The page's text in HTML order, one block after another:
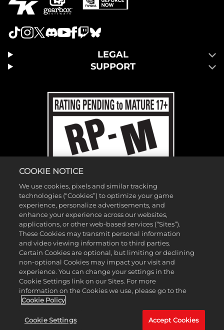
LEGAL
SUPPORT
©2026 Gearbox Software。2K Games發行。Gearbox開發。Gearbox、
Borderlands和相關標誌皆為Gearbox Software, LLC.的商標。2K及2K標誌
為Take-Two Interactive Software, Inc.的商標。所有其他標誌及商標皆為其
各自所有者的財產。保留所有權利。
如果你要找的是「Borderlands Research Institute」，請點擊這裡。如果
你要找的是「Borderland Sciences Research Foundation」，請點擊這
COOKIE NOTICE
We use cookies, pixels and similar tracking
technologies (“Cookies”) to optimize your game
experience, personalize advertisements, and
enhance your experience across our websites,
applications, or other web-based services (“Sites”).
These Cookies may transmit personal information
and video viewing information to third parties.
Certain Cookies are optional, but limiting or declining
non-optional Cookies may impact your visit and
experience. You can change your settings in the
Cookie Settings link on our Sites. For more
information on the Cookies we use, please go to the
Cookie Policy
Cookie Settings Accept Cookies